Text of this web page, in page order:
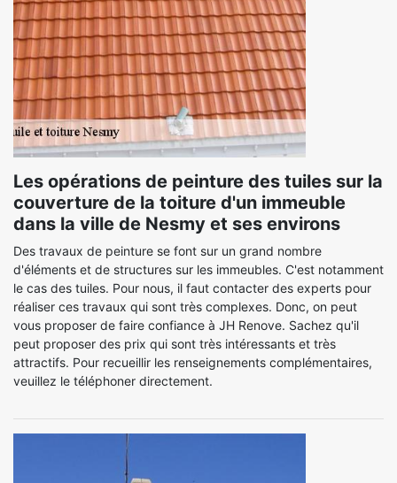
Les opérations de peinture des tuiles sur la
couverture de la toiture d'un immeuble
dans la ville de Nesmy et ses environs
Des travaux de peinture se font sur un grand nombre
d'éléments et de structures sur les immeubles. C'est notamment
le cas des tuiles. Pour nous, il faut contacter des experts pour
réaliser ces travaux qui sont très complexes. Donc, on peut
vous proposer de faire confiance à JH Renove. Sachez qu'il
peut proposer des prix qui sont très intéressants et très
attractifs. Pour recueillir les renseignements complémentaires,
veuillez le téléphoner directement.